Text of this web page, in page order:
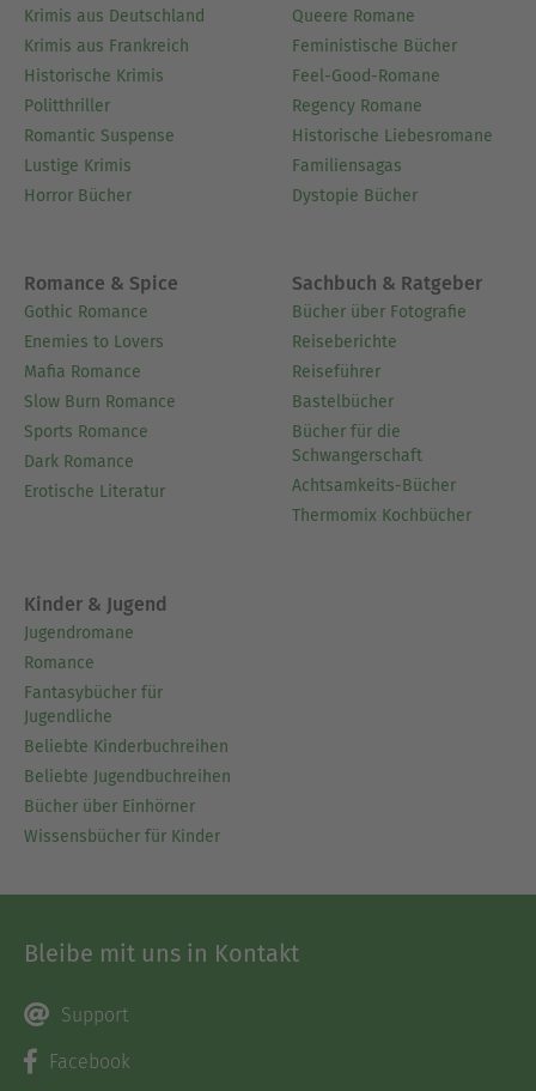
Krimis aus Deutschland
Krimis aus Frankreich
Historische Krimis
Politthriller
Romantic Suspense
Lustige Krimis
Horror Bücher
Queere Romane
Feministische Bücher
Feel-Good-Romane
Regency Romane
Historische Liebesromane
Familiensagas
Dystopie Bücher
Romance & Spice
Gothic Romance
Enemies to Lovers
Mafia Romance
Slow Burn Romance
Sports Romance
Dark Romance
Erotische Literatur
Sachbuch & Ratgeber
Bücher über Fotografie
Reiseberichte
Reiseführer
Bastelbücher
Bücher für die
Schwangerschaft
Achtsamkeits-Bücher
Thermomix Kochbücher
Kinder & Jugend
Jugendromane
Romance
Fantasybücher für
Jugendliche
Beliebte Kinderbuchreihen
Beliebte Jugendbuchreihen
Bücher über Einhörner
Wissensbücher für Kinder
Bleibe mit uns in Kontakt
Support
Facebook